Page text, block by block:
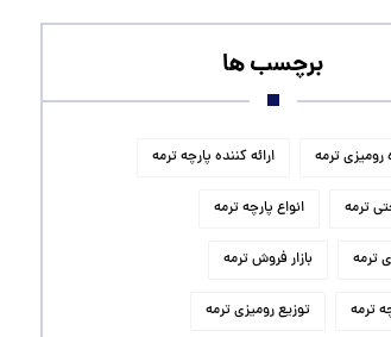
برچسب ها
رومیزی ترمه ارائه کننده پارچه ترمه
ترمه انواع پارچه ترمه
ترمه بازار فروش ترمه
ترمه توزیع رومیزی ترمه